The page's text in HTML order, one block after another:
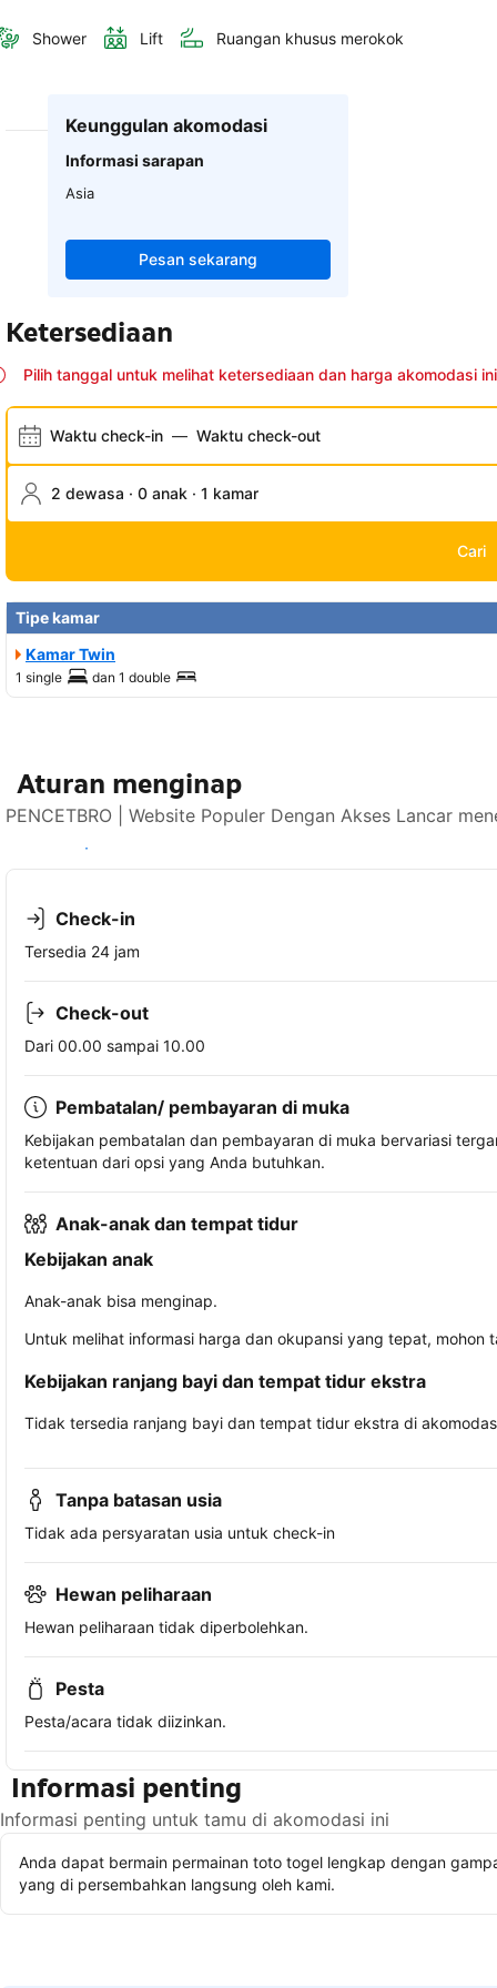
Shower Lift Ruangan khusus merokok
Keunggulan akomodasi
Informasi sarapan
Asia
Pesan sekarang
Ketersediaan
Pilih tanggal untuk melihat ketersediaan dan harga akomodasi ini
Waktu check-in — Waktu check-out
2 dewasa · 0 anak · 1 kamar
Cari
Tipe kamar
Kamar Twin
1 single dan 1 double
Aturan menginap
PENCETBRO | Website Populer Dengan Akses Lancar
Lihat ketersediaan
Check-in
Tersedia 24 jam
Check-out
Dari 00.00 sampai 10.00
Pembatalan/ pembayaran di muka
Kebijakan pembatalan dan pembayaran di muka bervariasi
ketentuan dari opsi yang Anda butuhkan.
Anak-anak dan tempat tidur
Kebijakan anak
Anak-anak bisa menginap.
Untuk melihat informasi harga dan okupansi yang tepat,
Kebijakan ranjang bayi dan tempat tidur ekstra
Tidak tersedia ranjang bayi dan tempat tidur ekstra di
Tanpa batasan usia
Tidak ada persyaratan usia untuk check-in
Hewan peliharaan
Hewan peliharaan tidak diperbolehkan.
Pesta
Pesta/acara tidak diizinkan.
Informasi penting
Informasi penting untuk tamu di akomodasi ini
Anda dapat bermain permainan toto togel lengkap dengan
yang di persembahkan langsung oleh kami.